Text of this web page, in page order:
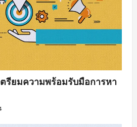
ตรียมความพร้อมรับมือการหา